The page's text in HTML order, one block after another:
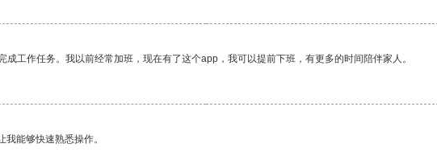
工作任务。我以前经常加班，现在有了这个app，我可以提前下班，有更多的时间陪伴家人。
能够快速熟悉操作。